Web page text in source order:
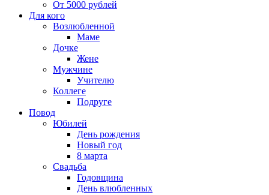
От 5000 рублей
Для кого
Возлюбленной
Маме
Дочке
Жене
Мужчине
Учителю
Коллеге
Подруге
Повод
Юбилей
День рождения
Новый год
8 марта
Свадьба
Годовщина
День влюбленных